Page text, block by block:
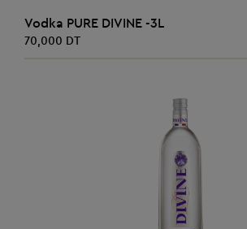
AJOUTER AU PANIER
Vodka PURE DIVINE -3L
70,000 DT